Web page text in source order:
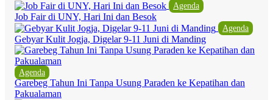
Agenda
Job Fair di UNY, Hari Ini dan Besok
Agenda
Gebyar Kulit Jogja, Digelar 9-11 Juni di Manding
Agenda
Garebeg Tahun Ini Tanpa Usung Paraden ke Kepatihan dan
Pakualaman